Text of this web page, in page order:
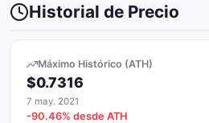
Historial de Precio
Máximo Histórico (ATH)
$0.7316
7 may. 2021
-90.46% desde ATH